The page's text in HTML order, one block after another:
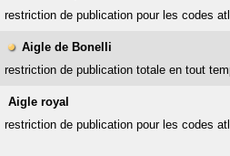
restriction de publication pour les codes
Aigle de Bonelli
restriction de publication totale en tout
Aigle royal
restriction de publication pour les codes